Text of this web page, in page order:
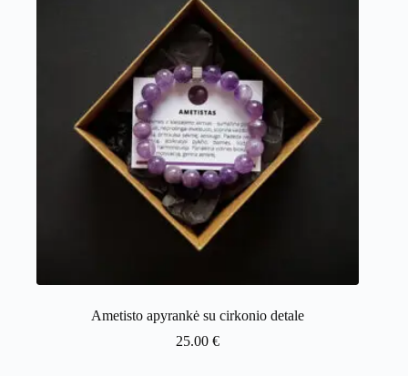
Ametisto apyrankė su cirkonio detale
25.00€